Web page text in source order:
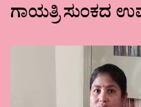
ಗಾಯತ್ರಿ ಸುಂಕದ